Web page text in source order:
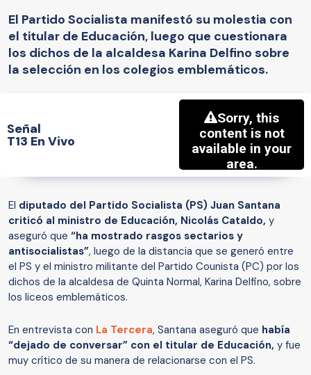
El Partido Socialista manifestó su molestia con
el titular de Educación, luego que cuestionara
los dichos de la alcaldesa Karina Delfino sobre
la selección en los colegios emblemáticos.
Señal
T13 En Vivo
El diputado del Partido Socialista (PS) Juan Santana
criticó al ministro de Educación, Nicolás Cataldo, y
aseguró que “ha mostrado rasgos sectarios y
antisocialistas”, luego de la distancia que se generó entre
el PS y el ministro militante del Partido Counista (PC) por los
dichos de la alcaldesa de Quinta Normal, Karina Delfino, sobre
los liceos emblemáticos.
En entrevista con La Tercera, Santana aseguró que había
“dejado de conversar” con el titular de Educación, y fue
muy crítico de su manera de relacionarse con el PS.